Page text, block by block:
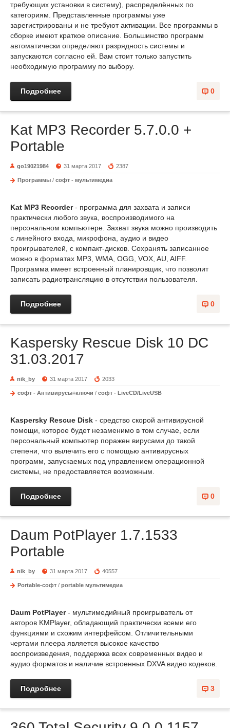
требующих установки в систему), распределённых по
категориям. Представленные программы уже
зарегистрированы и не требуют активации. Все программы в
сборке имеют краткое описание. Большинство программ
автоматически определяют разрядность системы и
запускаются согласно ей. Вам стоит только запустить
необходимую программу по выбору.
0
Подробнее
Kat MP3 Recorder 5.7.0.0 +
Portable
go19021984 31 марта 2017 2387
Программы / софт - мультимедиа
Kat MP3 Recorder- программа для захвата и записи
практически любого звука, воспроизводимого на
персональном компьютере. Захват звука можно производить
с линейного входа, микрофона, аудио и видео
проигрывателей, с компакт-дисков. Сохранять записанное
можно в форматах MP3, WMA, OGG, VOX, AU, AIFF.
Программа имеет встроенный планировщик, что позволит
записать радиотрансляцию в отсутствии пользователя.
0
Подробнее
Kaspersky Rescue Disk 10 DC
31.03.2017
nik_by 31 марта 2017 2033
софт - Антивирусы+ключи / софт - LiveCD/LiveUSB
Kaspersky Rescue Disk - средство скорой антивирусной
помощи, которое будет незаменимо в том случае, если
персональный компьютер поражен вирусами до такой
степени, что вылечить его с помощью антивирусных
программ, запускаемых под управлением операционной
системы, не предоставляется возможным.
0
Подробнее
Daum PotPlayer 1.7.1533
Portable
nik_by 31 марта 2017 40557
Portable-софт / portable мультимедиа
Daum PotPlayer- мультимедийный проигрыватель от
авторов KMPlayer, обладающий практически всеми его
функциями и схожим интерфейсом. Отличительными
чертами плеера является высокое качество
воспроизведения, поддержка всех современных видео и
аудио форматов и наличие встроенных DXVA видео кодеков.
3
Подробнее